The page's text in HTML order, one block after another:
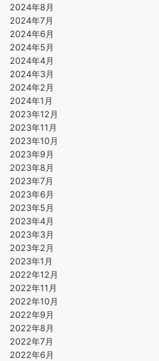
2024年8月
2024年7月
2024年6月
2024年5月
2024年4月
2024年3月
2024年2月
2024年1月
2023年12月
2023年11月
2023年10月
2023年9月
2023年8月
2023年7月
2023年6月
2023年5月
2023年4月
2023年3月
2023年2月
2023年1月
2022年12月
2022年11月
2022年10月
2022年9月
2022年8月
2022年7月
2022年6月